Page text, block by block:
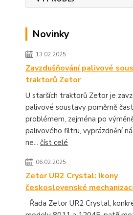
Novinky
13.02.2025
Zavzdušňování palivové
traktorů Zetor
U starších traktorů Zetor je
palivové soustavy poměrně
problémem, zejména po
palivového filtru, vyprázdnění
ne... číst celé
06.02.2025
Zetor UR2 Crystal: Ikony
československé
Řada Zetor UR2 Crystal,